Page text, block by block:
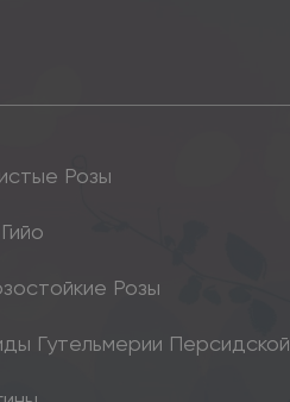
Розы
Розы
Гутельмерии Персидской